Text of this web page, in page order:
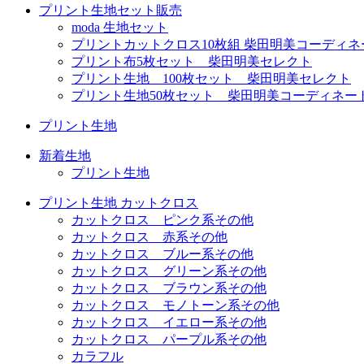
プリント生地セット販売
moda 生地セット
プリントカットクロス10枚組 柴田明美コーディネ
プリント布5枚セット 柴田明美セレクト
プリント生地 100枚セット 柴田明美セレクト
プリント生地50枚セット 柴田明美コーディネー
プリント生地
新着生地
プリント生地
プリント生地 カットクロス
カットクロス ピンク系その他
カットクロス 赤系その他
カットクロス ブルー系その他
カットクロス グリーン系その他
カットクロス ブラウン系その他
カットクロス モノトーン系その他
カットクロス イエロー系その他
カットクロス パープル系その他
カラフル